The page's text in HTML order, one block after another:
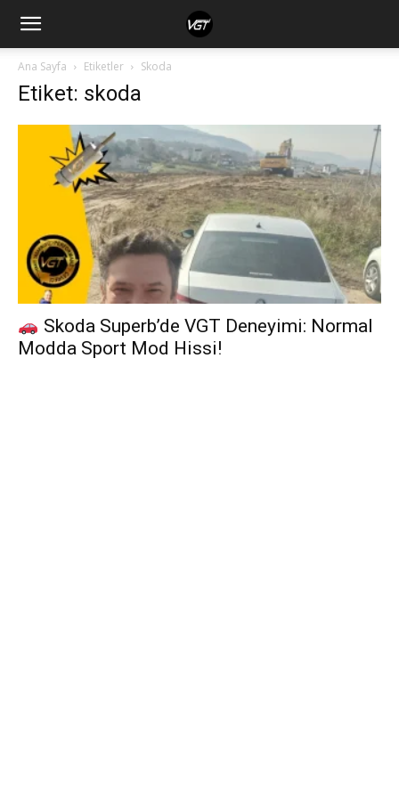
Ana Sayfa Etiketler Skoda
Etiket: skoda
Skoda Superb’de VGT Deneyimi: Normal
Modda Sport Mod Hissi!